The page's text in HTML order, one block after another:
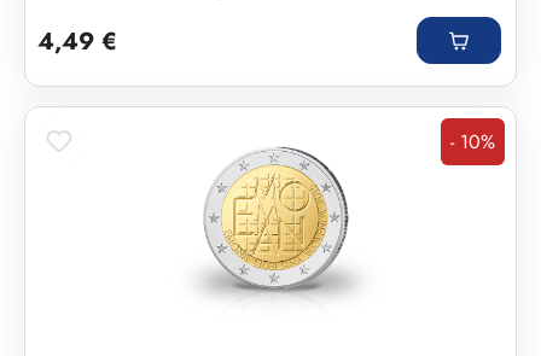
4,49 €
Rabatt
- 10%